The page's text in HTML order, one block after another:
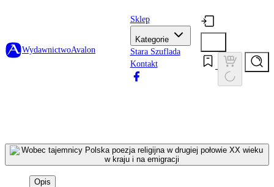
WydawnictwoAvalon
Sklep
Kategorie
Stara Szuflada
Kontakt
Opis